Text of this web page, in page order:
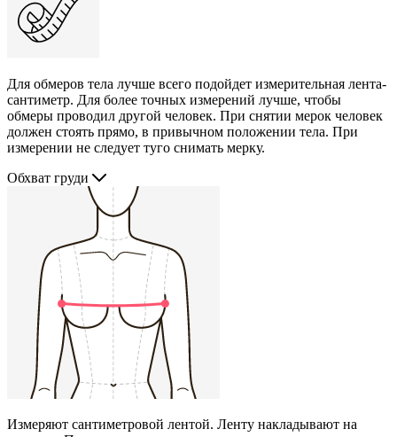
Для обмеров тела лучше всего подойдет измерительная лента-
сантиметр. Для более точных измерений лучше, чтобы
обмеры проводил другой человек. При снятии мерок человек
должен стоять прямо, в привычном положении тела. При
измерении не следует туго снимать мерку.
Обхват груди
Измеряют сантиметровой лентой. Ленту накладывают на